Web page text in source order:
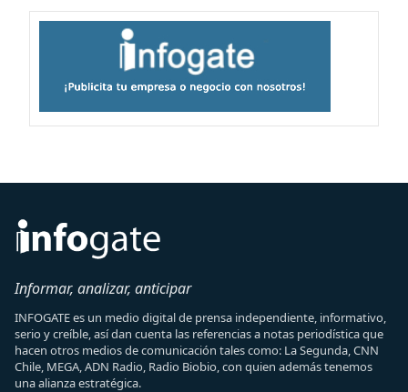
Informar, analizar, anticipar
INFOGATE es un medio digital de prensa independiente, informativo,
serio y creíble, así dan cuenta las referencias a notas periodística que
hacen otros medios de comunicación tales como: La Segunda, CNN
Chile, MEGA, ADN Radio, Radio Biobio, con quien además tenemos
una alianza estratégica.